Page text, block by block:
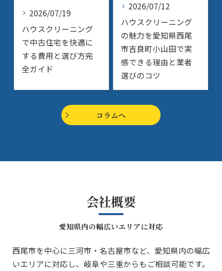
2026/07/19
ハウスクリーニング
で中古住宅を快適に
する費用と選び方完
全ガイド
2026/07/12
ハウスクリーニング
の魅力を愛知県西尾
市吉良町小山田で実
感できる理由と業者
選びのコツ
コラムへ
会社概要
愛知県内の幅広いエリアに対応
西尾市を中心に三河市・名古屋市など、愛知県内の幅広
いエリアに対応し、岐阜や三重からもご相談可能です。